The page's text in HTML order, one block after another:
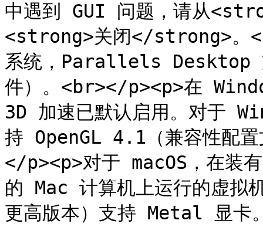
中遇到 GUI 问题，请从
<strong>关闭</strong>。
系统，Parallels Desktop
件）。<br></p><p>在
3D 加速已默认启用。对于
持 OpenGL 4.1（兼容性配
</p><p>对于 macOS，在装
的 Mac 计算机上运行的虚
更高版本）支持 Metal 显卡